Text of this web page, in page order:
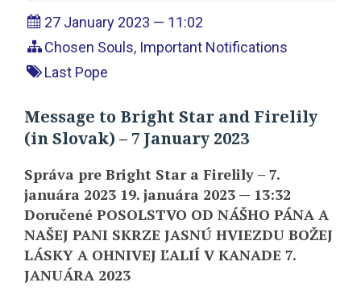
27 January 2023 — 11:02
Chosen Souls, Important Notifications
Last Pope
Message to Bright Star and Firelily
(in Slovak) – 7 January 2023
Správa pre Bright Star a Firelily – 7.
januára 2023 19. januára 2023 — 13:32
Doručené POSOLSTVO OD NÁŠHO PÁNA A
NAŠEJ PANI SKRZE JASNÚ HVIEZDU BOŽEJ
LÁSKY A OHNIVEJ ĽALIÍ V KANADE 7.
JANUÁRA 2023